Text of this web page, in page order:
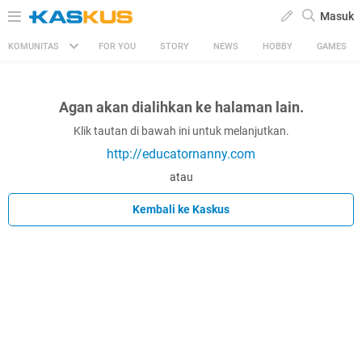
Masuk
KOMUNITAS FOR YOU STORY NEWS HOBBY GAMES
Agan akan dialihkan ke halaman lain.
Klik tautan di bawah ini untuk melanjutkan.
http://educatornanny.com
atau
Kembali ke Kaskus